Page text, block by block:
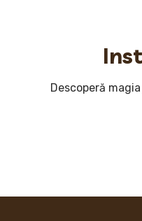
Descoperă